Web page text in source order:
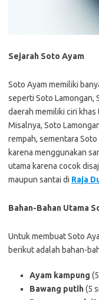
Sejarah Soto Ayam
Soto Ayam memiliki
seperti Soto Lamongan,
daerah memiliki ciri
Misalnya, Soto
rempah, sementara
karena menggunakan
utama karena cocok
maupun santai di Raja
Bahan-Bahan Utama
Untuk membuat Soto
berikut adalah bahan-
Ayam kampung
Bawang putih(5